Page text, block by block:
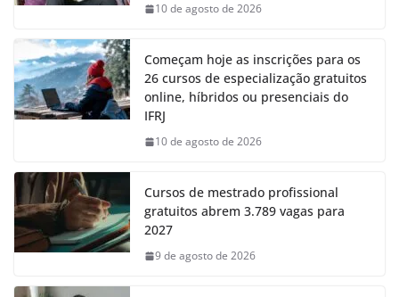
10 de agosto de 2026
Começam hoje as inscrições para os
26 cursos de especialização gratuitos
online, híbridos ou presenciais do
IFRJ
10 de agosto de 2026
Cursos de mestrado profissional
gratuitos abrem 3.789 vagas para
2027
9 de agosto de 2026